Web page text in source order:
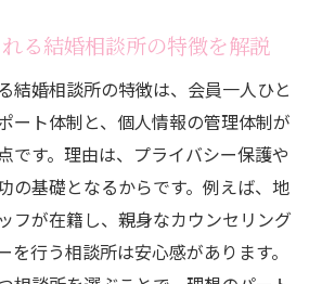
る結婚相談所の特徴を解説
結婚相談所の特徴は、会員一人ひと
ート体制と、個人情報の管理体制が
です。理由は、プライバシー保護や
の基礎となるからです。例えば、地
フが在籍し、親身なカウンセリング
を行う相談所は安心感があります。